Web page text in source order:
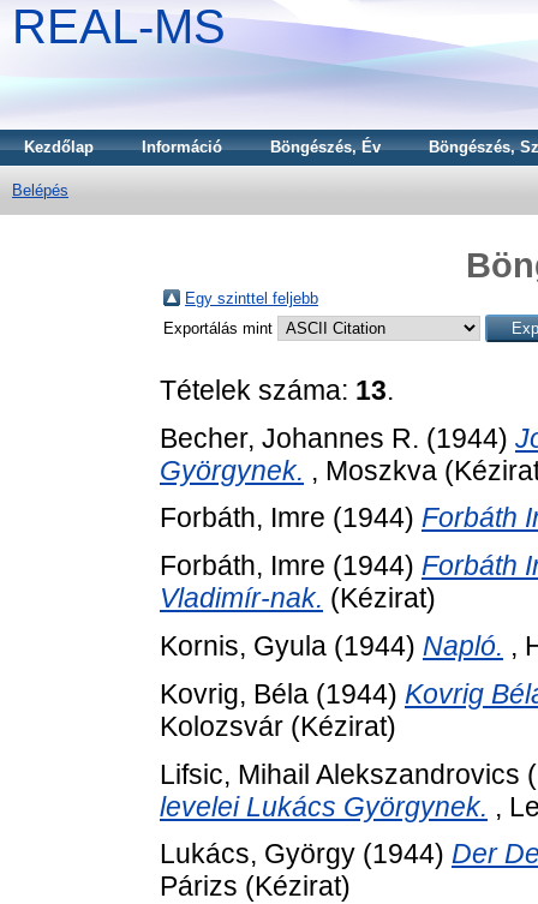
REAL-MS
Kezdőlap Információ Böngészés, Év Böngészés,
Belépés
Egy szinttel feljebb
Exportálás mint
Tételek száma: 13.
Becher, Johannes R. (1944)
Györgynek. , Moszkva
Forbáth, Imre (1944) Forbáth
Forbáth, Imre (1944) Forbáth
Vladimír-nak. (Kézirat)
Kornis, Gyula (1944) Napló. ,
Kovrig, Béla (1944) Kovrig
Kolozsvár (Kézirat)
Lifsic, Mihail Alekszandrovics
levelei Lukács Györgynek. ,
Lukács, György (1944) Der
Párizs (Kézirat)